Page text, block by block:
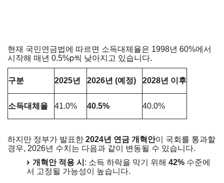
현재 국민연금법에 따르면 소득대체율은 1998년 60%에서
시작해 매년 0.5%p씩 낮아지고 있습니다.
구분 2025년 2026년 (예정) 2028년 이후
소득대체율 41.0% 40.5% 40.0%
하지만 정부가 발표한 2024년 연금 개혁안이 국회를 통과할
경우, 2026년 수치는 다음과 같이 변동될 수 있습니다.
개혁안 적용 시 : 소득 하락을 막기 위해 42% 수준에
서 고정될 가능성이 높습니다.